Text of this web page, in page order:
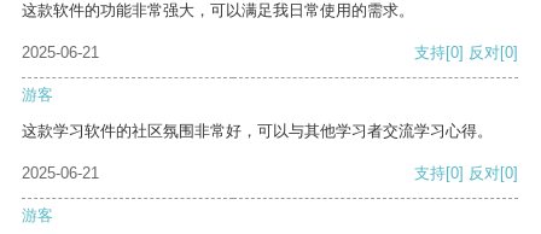
这款软件的功能非常强大，可以满足我日常使用的需求。
2025-06-21 支持[0] 反对[0]
游客
这款学习软件的社区氛围非常好，可以与其他学习者交流学习心得。
2025-06-21 支持[0] 反对[0]
游客